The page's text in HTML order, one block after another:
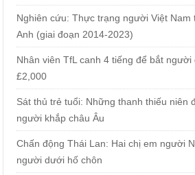
Nghiên cứu: Thực trạng người Việt
Anh (giai đoạn 2014-2023)
Nhân viên TfL canh 4 tiếng để bắt
£2,000
Sát thủ trẻ tuổi: Những thanh thiếu niên
người khắp châu Âu
Chấn động Thái Lan: Hai chị em người
người dưới hố chôn